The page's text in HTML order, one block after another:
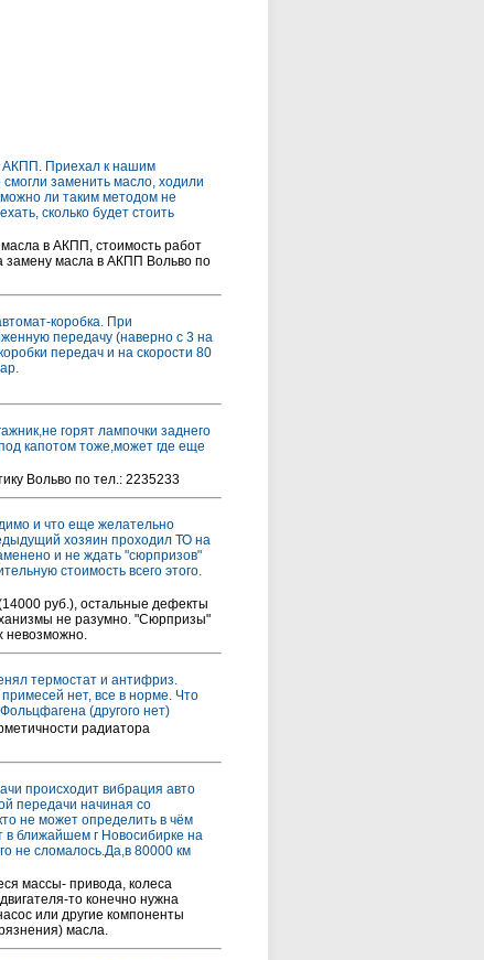
АКПП. Приехал к нашим
заменить масло, ходили
ли таким методом не
сколько будет стоить
в АКПП, стоимость работ
замену масла в АКПП Вольво по
коробка. При
передачу (наверно с 3 на
передач и на скорости 80
горят лампочки заднего
капотом тоже,может где еще
Вольво по тел.: 2235233
и что еще желательно
хозяин проходил ТО на
и не ждать "сюрпризов"
стоимость всего этого.
руб.), остальные дефекты
не разумно. "Сюрпризы"
невозможно.
термостат и антифриз.
нет, все в норме. Что
(другого нет)
радиатора
происходит вибрация авто
передачи начиная со
не может определить в чём
в ближайшем г Новосибирке на
не сломалось.Да,в 80000 км
массы- привода, колеса
то конечно нужна
или другие компоненты
масла.